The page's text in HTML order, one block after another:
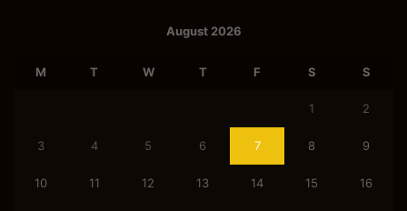
August 2026
M T W T F S S
1 2
3 4 5 6 7 8 9
10 11 12 13 14 15 16